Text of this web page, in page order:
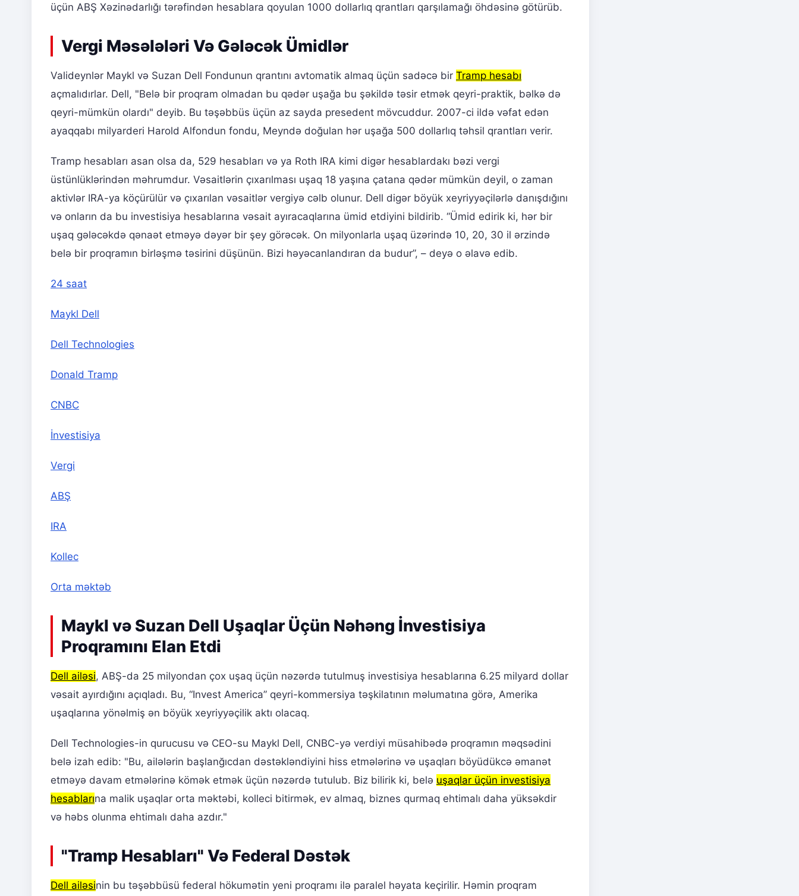
üçün ABŞ Xəzinədarlığı tərəfindən hesablara qoyulan 1000 dollarlıq qrantları qarşılamağı öhdəsinə götürüb.
Vergi Məsələləri Və Gələcək Ümidlər
Valideynlər Maykl və Suzan Dell Fondunun qrantını avtomatik almaq üçün sadəcə bir Tramp hesabı
açmalıdırlar. Dell, "Belə bir proqram olmadan bu qədər uşağa bu şəkildə təsir etmək qeyri-praktik, bəlkə də
qeyri-mümkün olardı" deyib. Bu təşəbbüs üçün az sayda presedent mövcuddur. 2007-ci ildə vəfat edən
ayaqqabı milyarderi Harold Alfondun fondu, Meyndə doğulan hər uşağa 500 dollarlıq təhsil qrantları verir.
Tramp hesabları asan olsa da, 529 hesabları və ya Roth IRA kimi digər hesablardakı bəzi vergi
üstünlüklərindən məhrumdur. Vəsaitlərin çıxarılması uşaq 18 yaşına çatana qədər mümkün deyil, o zaman
aktivlər IRA-ya köçürülür və çıxarılan vəsaitlər vergiyə cəlb olunur. Dell digər böyük xeyriyyəçilərlə danışdığını
və onların da bu investisiya hesablarına vəsait ayıracaqlarına ümid etdiyini bildirib. “Ümid edirik ki, hər bir
uşaq gələcəkdə qənaət etməyə dəyər bir şey görəcək. On milyonlarla uşaq üzərində 10, 20, 30 il ərzində
belə bir proqramın birləşmə təsirini düşünün. Bizi həyəcanlandıran da budur”, – deyə o əlavə edib.
24 saat
Maykl Dell
Dell Technologies
Donald Tramp
CNBC
İnvestisiya
Vergi
ABŞ
IRA
Kollec
Orta məktəb
Maykl və Suzan Dell Uşaqlar Üçün Nəhəng İnvestisiya
Proqramını Elan Etdi
Dell ailəsi, ABŞ-da 25 milyondan çox uşaq üçün nəzərdə tutulmuş investisiya hesablarına 6.25 milyard dollar
vəsait ayırdığını açıqladı. Bu, “Invest America” qeyri-kommersiya təşkilatının məlumatına görə, Amerika
uşaqlarına yönəlmiş ən böyük xeyriyyəçilik aktı olacaq.
Dell Technologies-in qurucusu və CEO-su Maykl Dell, CNBC-yə verdiyi müsahibədə proqramın məqsədini
belə izah edib: "Bu, ailələrin başlanğıcdan dəstəkləndiyini hiss etmələrinə və uşaqları böyüdükcə əmanət
etməyə davam etmələrinə kömək etmək üçün nəzərdə tutulub. Biz bilirik ki, belə uşaqlar üçün investisiya
hesablarına malik uşaqlar orta məktəbi, kolleci bitirmək, ev almaq, biznes qurmaq ehtimalı daha yüksəkdir
və həbs olunma ehtimalı daha azdır."
"Tramp Hesabları" Və Federal Dəstək
Dell ailəsinin bu təşəbbüsü federal hökumətin yeni proqramı ilə paralel həyata keçirilir. Həmin proqram